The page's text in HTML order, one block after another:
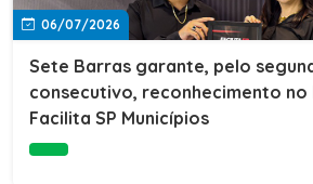
06/07/2026
Sete Barras garante, pelo
consecutivo, reconhecimento no
Facilita SP Municípios